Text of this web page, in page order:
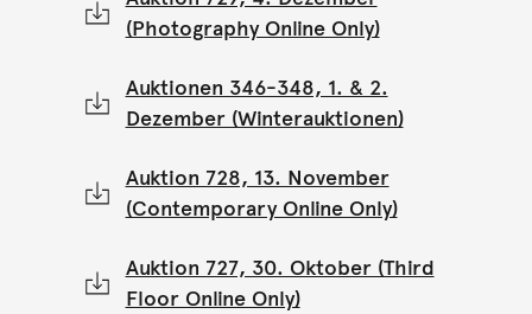
(Photography Online Only)
Auktionen 346-348, 1. & 2.
Dezember (Winterauktionen)
Auktion 728, 13. November
(Contemporary Online Only)
Auktion 727, 30. Oktober (Third
Floor Online Only)